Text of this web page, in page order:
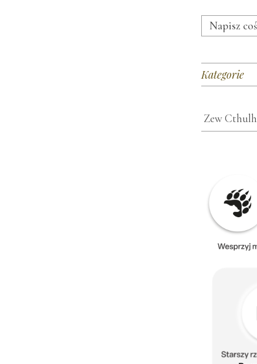
Search
for:
Kategorie